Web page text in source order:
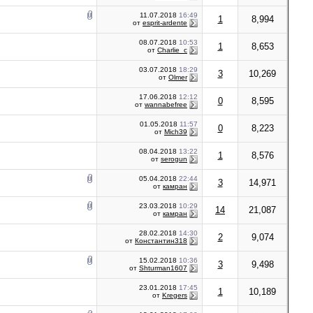
11.07.2018 16:49
от esprit-ardente 1 8,994
08.07.2018 10:53
от Charlie_c 1 8,653
03.07.2018 18:29
от Olmer 3 10,269
17.06.2018 12:12
от wannabefree 0 8,595
01.05.2018 11:57
от Mich39 0 8,223
08.04.2018 13:22
от serogun 1 8,576
05.04.2018 22:44
от камран 3 14,971
23.03.2018 10:29
от камран 14 21,087
28.02.2018 14:30
от Константин318 2 9,074
15.02.2018 10:36
от Shturman1607 3 9,498
23.01.2018 17:45
от Kregers 1 10,189